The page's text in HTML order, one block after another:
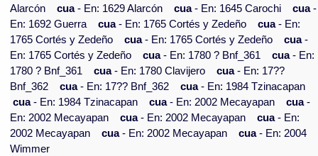
Alarcón
cua- En: 1629 Alarcón cua- En: 1645 Carochi cua-
En: 1692 Guerra
cua- En: 1765 Cortés y Zedeño cua- En:
1765 Cortés y Zedeño
cua- En: 1765 Cortés y Zedeño cua-
En: 1765 Cortés y Zedeño
cua- En: 1780 ? Bnf_361 cua- En:
1780 ? Bnf_361
cua- En: 1780 Clavijero cua- En: 17??
Bnf_362
cua- En: 17?? Bnf_362 cua- En: 1984 Tzinacapan
cua- En: 1984 Tzinacapan cua- En: 2002 Mecayapan cua-
En: 2002 Mecayapan
cua- En: 2002 Mecayapan cua- En:
2002 Mecayapan
cua- En: 2002 Mecayapan cua- En: 2004
Wimmer